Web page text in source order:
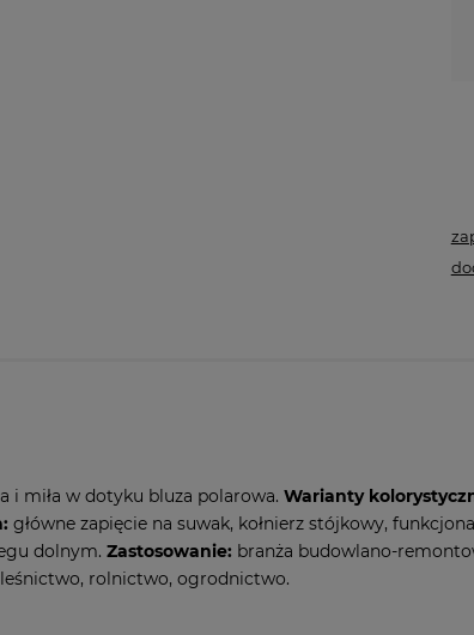
i miła w dotyku bluza polarowa. Warianty
główne zapięcie na suwak, kołnierz stójkowy,
dolnym. Zastosowanie: branża budowlano-
rolnictwo, ogrodnictwo.